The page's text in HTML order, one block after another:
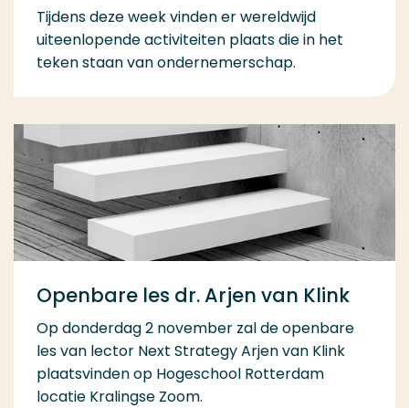
Tijdens deze week vinden er wereldwijd
uiteenlopende activiteiten plaats die in het
teken staan van ondernemerschap.
Openbare les dr. Arjen van Klink
Op donderdag 2 november zal de openbare
les van lector Next Strategy Arjen van Klink
plaatsvinden op Hogeschool Rotterdam
locatie Kralingse Zoom.